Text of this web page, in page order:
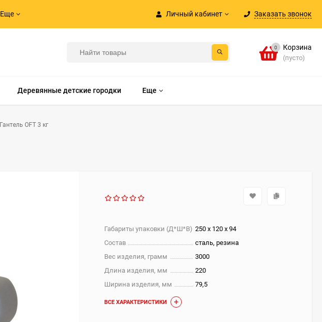
Личный кабинет Заказать звонок
Еще
0 Корзина
(пусто)
Деревянные детские городки Еще
Гантель OFT 3 кг
Габариты упаковки (Д*Ш*В) 250 х 120 х 94
Состав
сталь, резина
Вес изделия, грамм
3000
Длина изделия, мм
220
Ширина изделия, мм
79,5
ВСЕ ХАРАКТЕРИСТИКИ